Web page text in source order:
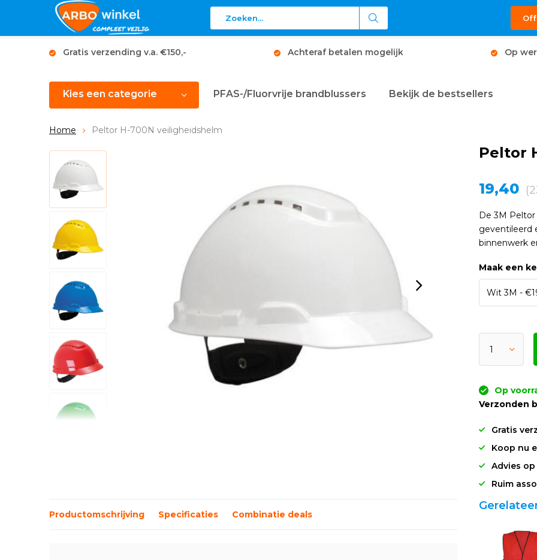
Gratis verzending v.a. €150,- Achteraf betalen mogelijk Op
Kies een categorie PFAS-/Fluorvrije brandblussers Bekijk de bestsellers
Home Peltor H-700N veiligheidshelm
Peltor
19,40
De 3M
geventileerd
binnenwerk
Maak een
Op
Verzonden
Gratis
Koop nu
Advies
Ruim
Productomschrijving Specificaties Combinatie deals